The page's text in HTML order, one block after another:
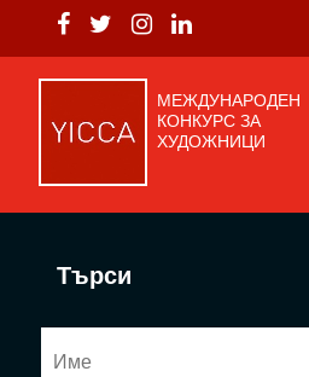
МЕЖДУНАРОДЕН
КОНКУРС ЗА
ХУДОЖНИЦИ
Търси